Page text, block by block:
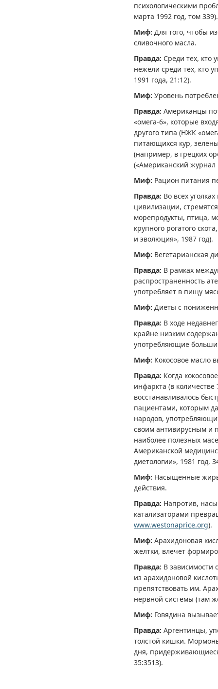
психологическими
марта 1992 год, том 339).
Миф: Для того, чтобы
сливочного масла.
Правда: Среди тех, кто
нежели среди тех, кто
1991 года, 21:12).
Миф: Уровень
Правда: Американцы
«омега-6», которые
другого типа (НЖК
питающихся кур,
(например, в грецких
(«Американский журнал
Миф: Рацион питания
Правда: Во всех
цивилизации,
морепродукты, птица,
крупного рогатого
и эволюция», 1987 год).
Миф: Вегетарианская
Правда: В рамках
распространенность
употребляет в пищу
Миф: Диеты с
Правда: В ходе
крайне низким
употребляющие
Миф: Кокосовое масло
Правда: Когда
инфаркта (в
восстанавливалось
пациентами, которым
народов,
своим антивирусным и
наиболее полезных
Американской
диетологии», 1981 год,
Миф: Насыщенные жиры
действия.
Правда: Напротив,
катализаторами
www.westonaprice.org).
Миф: Арахидоновая
желтки, влечет
Правда: В зависимости
из арахидоновой
препятствовать им.
нервной системы (там
Миф: Говядина
Правда: Аргентинцы,
толстой кишки.
дня,
35:3513).